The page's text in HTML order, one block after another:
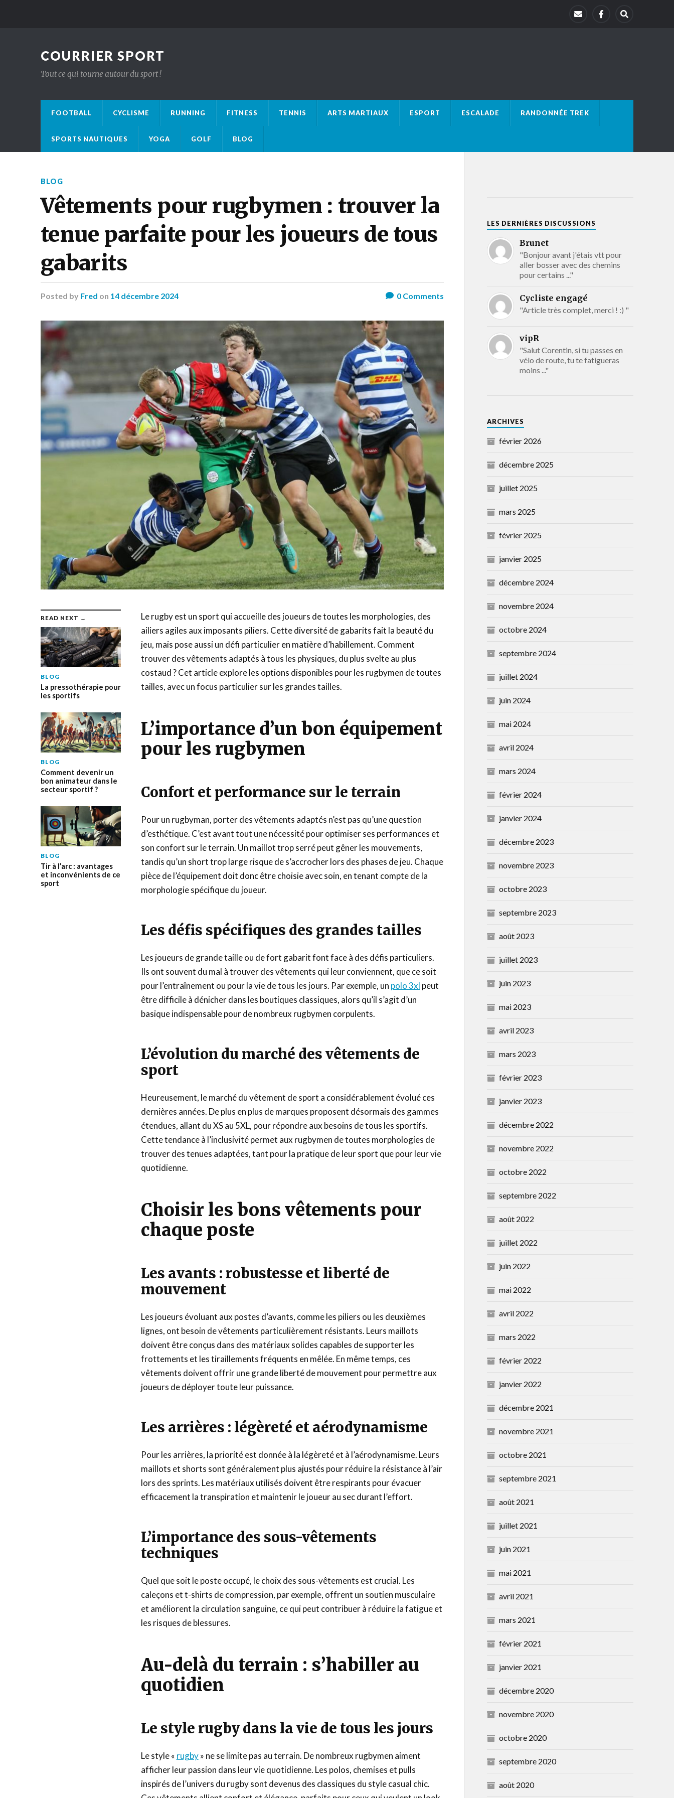
COURRIER SPORT
Tout ce qui tourne autour du sport !
FOOTBALL CYCLISME RUNNING FITNESS TENNIS ARTS MARTIAUX ESPORT ESCALADE RANDONNÉE TREK
SPORTS NAUTIQUES YOGA GOLF BLOG
BLOG
Vêtements pour rugbymen : trouver la
tenue parfaite pour les joueurs de tous
gabarits
Posted by Fred on 14 décembre 2024 0Comments
READ NEXT →
BLOG
La pressothérapie pour
les sportifs
BLOG
Comment devenir un
bon animateur dans le
secteur sportif ?
BLOG
Tir à l’arc : avantages
et inconvénients de ce
sport
Le rugby est un sport qui accueille des joueurs de toutes les morphologies, des
ailiers agiles aux imposants piliers. Cette diversité de gabarits fait la beauté du
jeu, mais pose aussi un défi particulier en matière d’habillement. Comment
trouver des vêtements adaptés à tous les physiques, du plus svelte au plus
costaud ? Cet article explore les options disponibles pour les rugbymen de toutes
tailles, avec un focus particulier sur les grandes tailles.
L’importance d’un bon équipement
pour les rugbymen
Confort et performance sur le terrain
Pour un rugbyman, porter des vêtements adaptés n’est pas qu’une question
d’esthétique. C’est avant tout une nécessité pour optimiser ses performances et
son confort sur le terrain. Un maillot trop serré peut gêner les mouvements,
tandis qu’un short trop large risque de s’accrocher lors des phases de jeu. Chaque
pièce de l’équipement doit donc être choisie avec soin, en tenant compte de la
morphologie spécifique du joueur.
Les défis spécifiques des grandes tailles
Les joueurs de grande taille ou de fort gabarit font face à des défis particuliers.
Ils ont souvent du mal à trouver des vêtements qui leur conviennent, que ce soit
pour l’entraînement ou pour la vie de tous les jours. Par exemple, un polo 3xl peut
être difficile à dénicher dans les boutiques classiques, alors qu’il s’agit d’un
basique indispensable pour de nombreux rugbymen corpulents.
L’évolution du marché des vêtements de
sport
Heureusement, le marché du vêtement de sport a considérablement évolué ces
dernières années. De plus en plus de marques proposent désormais des gammes
étendues, allant du XS au 5XL, pour répondre aux besoins de tous les sportifs.
Cette tendance à l’inclusivité permet aux rugbymen de toutes morphologies de
trouver des tenues adaptées, tant pour la pratique de leur sport que pour leur vie
quotidienne.
Choisir les bons vêtements pour
chaque poste
Les avants : robustesse et liberté de
mouvement
Les joueurs évoluant aux postes d’avants, comme les piliers ou les deuxièmes
lignes, ont besoin de vêtements particulièrement résistants. Leurs maillots
doivent être conçus dans des matériaux solides capables de supporter les
frottements et les tiraillements fréquents en mêlée. En même temps, ces
vêtements doivent offrir une grande liberté de mouvement pour permettre aux
joueurs de déployer toute leur puissance.
Les arrières : légèreté et aérodynamisme
Pour les arrières, la priorité est donnée à la légèreté et à l’aérodynamisme. Leurs
maillots et shorts sont généralement plus ajustés pour réduire la résistance à l’air
lors des sprints. Les matériaux utilisés doivent être respirants pour évacuer
efficacement la transpiration et maintenir le joueur au sec durant l’effort.
L’importance des sous-vêtements
techniques
Quel que soit le poste occupé, le choix des sous-vêtements est crucial. Les
caleçons et t-shirts de compression, par exemple, offrent un soutien musculaire
et améliorent la circulation sanguine, ce qui peut contribuer à réduire la fatigue et
les risques de blessures.
Au-delà du terrain : s’habiller au
quotidien
Le style rugby dans la vie de tous les jours
Le style « rugby» ne se limite pas au terrain. De nombreux rugbymen aiment
afficher leur passion dans leur vie quotidienne. Les polos, chemises et pulls
inspirés de l’univers du rugby sont devenus des classiques du style casual chic.
LES DERNIÈRES DISCUSSIONS
Brunet
"Bonjour avant j'étais vtt pour
aller bosser avec des chemins
pour certains ..."
Cycliste engagé
"Article très complet, merci ! :) "
vipR
"Salut Corentin, si tu passes en
vélo de route, tu te fatigueras
moins ..."
ARCHIVES
février 2026
décembre 2025
juillet 2025
mars 2025
février 2025
janvier 2025
décembre 2024
novembre 2024
octobre 2024
septembre 2024
juillet 2024
juin 2024
mai 2024
avril 2024
mars 2024
février 2024
janvier 2024
décembre 2023
novembre 2023
octobre 2023
septembre 2023
août 2023
juillet 2023
juin 2023
mai 2023
avril 2023
mars 2023
février 2023
janvier 2023
décembre 2022
novembre 2022
octobre 2022
septembre 2022
août 2022
juillet 2022
juin 2022
mai 2022
avril 2022
mars 2022
février 2022
janvier 2022
décembre 2021
novembre 2021
octobre 2021
septembre 2021
août 2021
juillet 2021
juin 2021
mai 2021
avril 2021
mars 2021
février 2021
janvier 2021
décembre 2020
novembre 2020
octobre 2020
septembre 2020
août 2020